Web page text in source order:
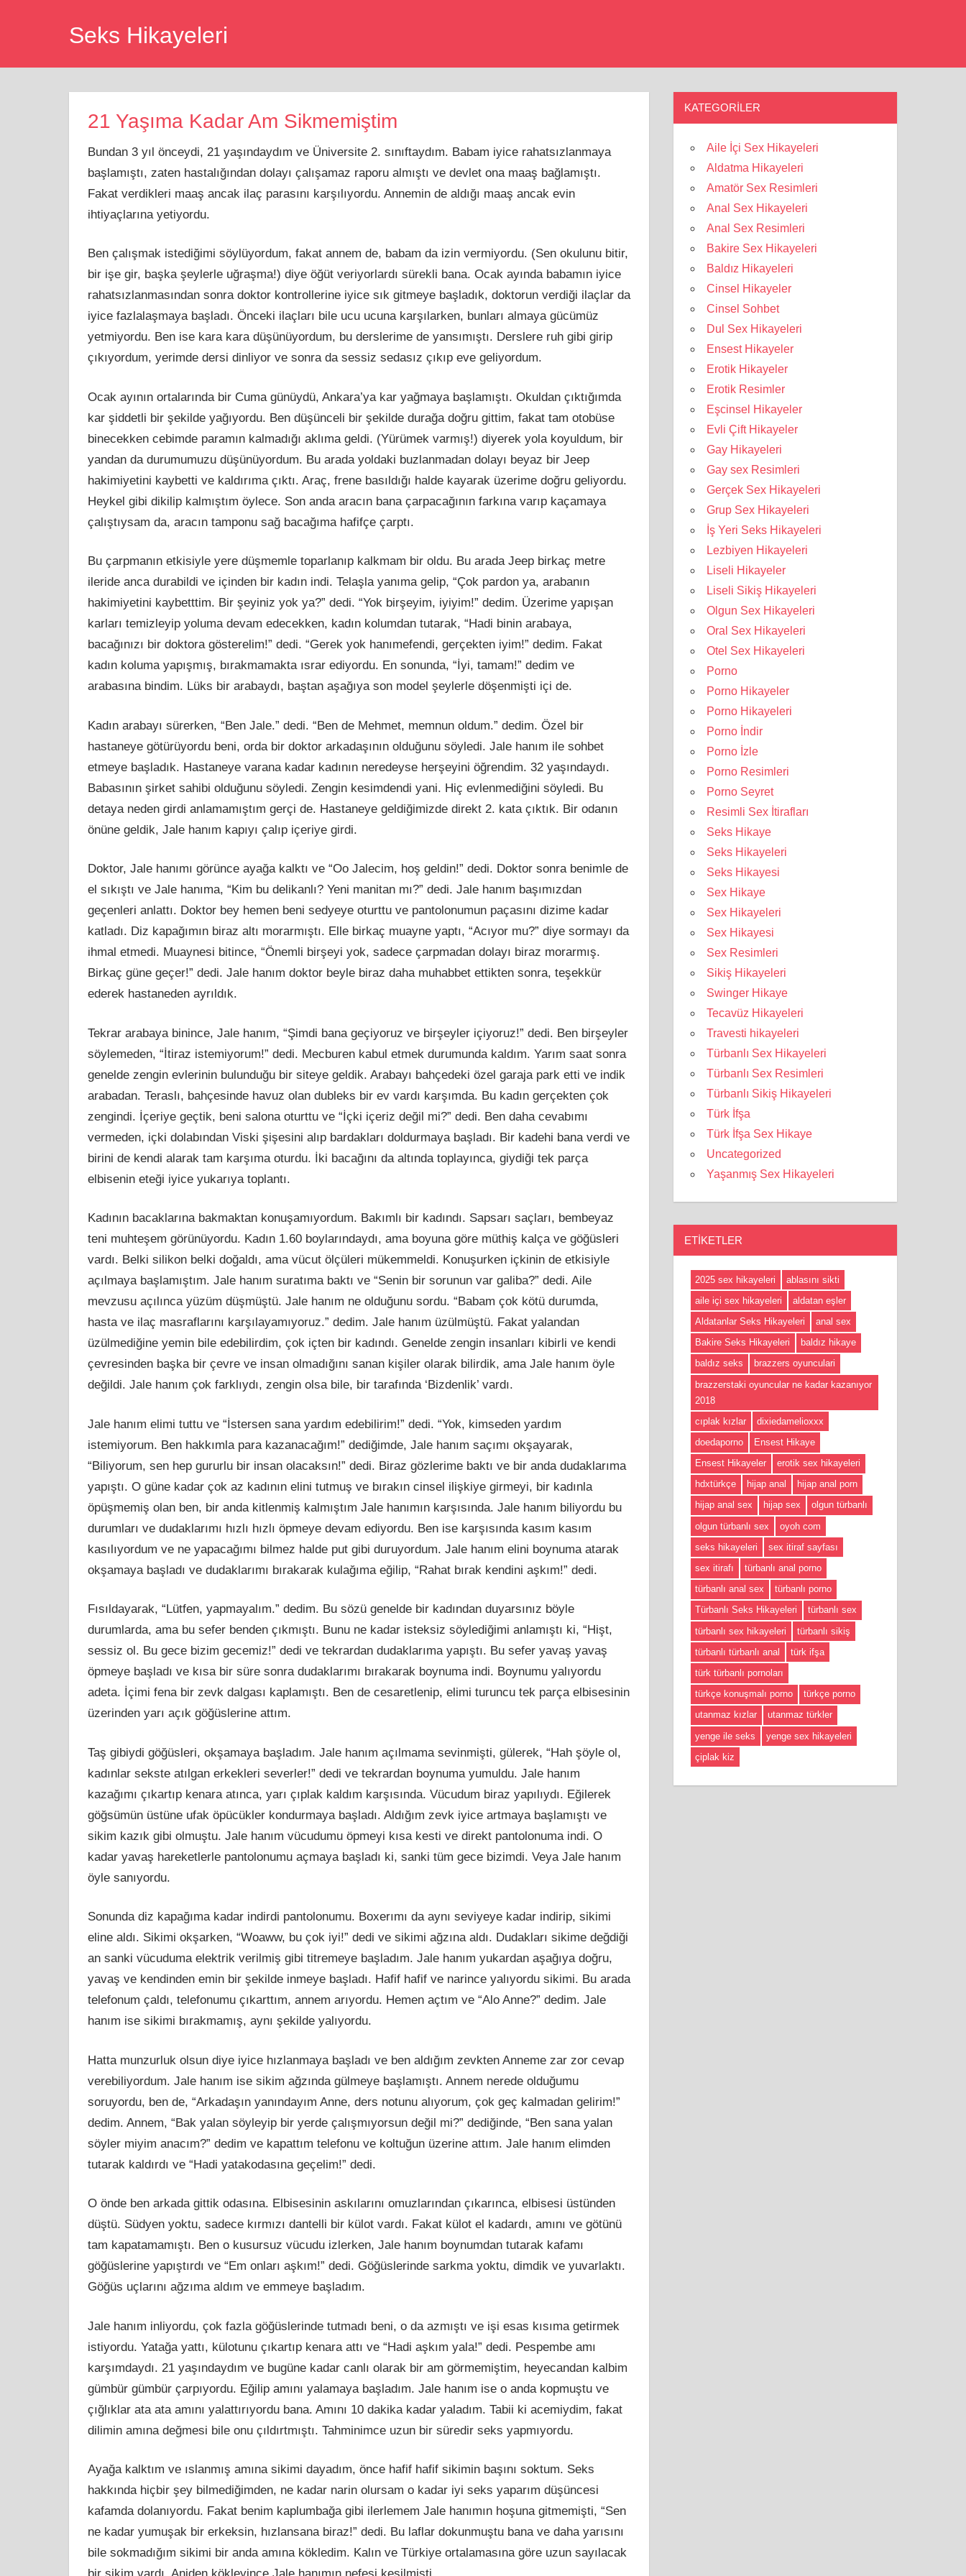
Seks Hikayeleri
21 Yaşıma Kadar Am Sikmemiştim
Bundan 3 yıl önceydi, 21 yaşındaydım ve Üniversite 2. sınıftaydım. Babam iyice rahatsızlanmaya
başlamıştı, zaten hastalığından dolayı çalışamaz raporu almıştı ve devlet ona maaş bağlamıştı.
Fakat verdikleri maaş ancak ilaç parasını karşılıyordu. Annemin de aldığı maaş ancak evin
ihtiyaçlarına yetiyordu.
Ben çalışmak istediğimi söylüyordum, fakat annem de, babam da izin vermiyordu. (Sen okulunu bitir,
bir işe gir, başka şeylerle uğraşma!) diye öğüt veriyorlardı sürekli bana. Ocak ayında babamın iyice
rahatsızlanmasından sonra doktor kontrollerine iyice sık gitmeye başladık, doktorun verdiği ilaçlar da
iyice fazlalaşmaya başladı. Önceki ilaçları bile ucu ucuna karşılarken, bunları almaya gücümüz
yetmiyordu. Ben ise kara kara düşünüyordum, bu derslerime de yansımıştı. Derslere ruh gibi girip
çıkıyordum, yerimde dersi dinliyor ve sonra da sessiz sedasız çıkıp eve geliyordum.
Ocak ayının ortalarında bir Cuma günüydü, Ankara’ya kar yağmaya başlamıştı. Okuldan çıktığımda
kar şiddetli bir şekilde yağıyordu. Ben düşünceli bir şekilde durağa doğru gittim, fakat tam otobüse
binecekken cebimde paramın kalmadığı aklıma geldi. (Yürümek varmış!) diyerek yola koyuldum, bir
yandan da durumumuzu düşünüyordum. Bu arada yoldaki buzlanmadan dolayı beyaz bir Jeep
hakimiyetini kaybetti ve kaldırıma çıktı. Araç, frene basıldığı halde kayarak üzerime doğru geliyordu.
Heykel gibi dikilip kalmıştım öylece. Son anda aracın bana çarpacağının farkına varıp kaçamaya
çalıştıysam da, aracın tamponu sağ bacağıma hafifçe çarptı.
Bu çarpmanın etkisiyle yere düşmemle toparlanıp kalkmam bir oldu. Bu arada Jeep birkaç metre
ileride anca durabildi ve içinden bir kadın indi. Telaşla yanıma gelip, “Çok pardon ya, arabanın
hakimiyetini kaybetttim. Bir şeyiniz yok ya?” dedi. “Yok birşeyim, iyiyim!” dedim. Üzerime yapışan
karları temizleyip yoluma devam edecekken, kadın kolumdan tutarak, “Hadi binin arabaya,
bacağınızı bir doktora gösterelim!” dedi. “Gerek yok hanımefendi, gerçekten iyim!” dedim. Fakat
kadın koluma yapışmış, bırakmamakta ısrar ediyordu. En sonunda, “İyi, tamam!” dedim ve
arabasına bindim. Lüks bir arabaydı, baştan aşağıya son model şeylerle döşenmişti içi de.
Kadın arabayı sürerken, “Ben Jale.” dedi. “Ben de Mehmet, memnun oldum.” dedim. Özel bir
hastaneye götürüyordu beni, orda bir doktor arkadaşının olduğunu söyledi. Jale hanım ile sohbet
etmeye başladık. Hastaneye varana kadar kadının neredeyse herşeyini öğrendim. 32 yaşındaydı.
Babasının şirket sahibi olduğunu söyledi. Zengin kesimdendi yani. Hiç evlenmediğini söyledi. Bu
detaya neden girdi anlamamıştım gerçi de. Hastaneye geldiğimizde direkt 2. kata çıktık. Bir odanın
önüne geldik, Jale hanım kapıyı çalıp içeriye girdi.
Doktor, Jale hanımı görünce ayağa kalktı ve “Oo Jalecim, hoş geldin!” dedi. Doktor sonra benimle de
el sıkıştı ve Jale hanıma, “Kim bu delikanlı? Yeni manitan mı?” dedi. Jale hanım başımızdan
geçenleri anlattı. Doktor bey hemen beni sedyeye oturttu ve pantolonumun paçasını dizime kadar
katladı. Diz kapağımın biraz altı morarmıştı. Elle birkaç muayne yaptı, “Acıyor mu?” diye sormayı da
ihmal etmedi. Muaynesi bitince, “Önemli birşeyi yok, sadece çarpmadan dolayı biraz morarmış.
Birkaç güne geçer!” dedi. Jale hanım doktor beyle biraz daha muhabbet ettikten sonra, teşekkür
ederek hastaneden ayrıldık.
Tekrar arabaya binince, Jale hanım, “Şimdi bana geçiyoruz ve birşeyler içiyoruz!” dedi. Ben birşeyler
söylemeden, “İtiraz istemiyorum!” dedi. Mecburen kabul etmek durumunda kaldım. Yarım saat sonra
genelde zengin evlerinin bulunduğu bir siteye geldik. Arabayı bahçedeki özel garaja park etti ve indik
arabadan. Teraslı, bahçesinde havuz olan dubleks bir ev vardı karşımda. Bu kadın gerçekten çok
zengindi. İçeriye geçtik, beni salona oturttu ve “İçki içeriz değil mi?” dedi. Ben daha cevabımı
vermeden, içki dolabından Viski şişesini alıp bardakları doldurmaya başladı. Bir kadehi bana verdi ve
birini de kendi alarak tam karşıma oturdu. İki bacağını da altında toplayınca, giydiği tek parça
elbisenin eteği iyice yukarıya toplantı.
Kadının bacaklarına bakmaktan konuşamıyordum. Bakımlı bir kadındı. Sapsarı saçları, bembeyaz
teni muhteşem görünüyordu. Kadın 1.60 boylarındaydı, ama boyuna göre müthiş kalça ve göğüsleri
vardı. Belki silikon belki doğaldı, ama vücut ölçüleri mükemmeldi. Konuşurken içkinin de etkisiyle
açılmaya başlamıştım. Jale hanım suratıma baktı ve “Senin bir sorunun var galiba?” dedi. Aile
mevzusu açılınca yüzüm düşmüştü. Jale hanım ne olduğunu sordu. “Babam çok kötü durumda,
hasta ve ilaç masraflarını karşılayamıyoruz.” dedim. Jale hanım üzülmüştü. Fakat yalandan
üzülmediğine yemin bile edebilirdim, çok içten bir kadındı. Genelde zengin insanları kibirli ve kendi
çevresinden başka bir çevre ve insan olmadığını sanan kişiler olarak bilirdik, ama Jale hanım öyle
değildi. Jale hanım çok farklıydı, zengin olsa bile, bir tarafında ‘Bizdenlik’ vardı.
Jale hanım elimi tuttu ve “İstersen sana yardım edebilirim!” dedi. “Yok, kimseden yardım
istemiyorum. Ben hakkımla para kazanacağım!” dediğimde, Jale hanım saçımı okşayarak,
“Biliyorum, sen hep gururlu bir insan olacaksın!” dedi. Biraz gözlerime baktı ve bir anda dudaklarıma
yapıştı. O güne kadar çok az kadının elini tutmuş ve bırakın cinsel ilişkiye girmeyi, bir kadınla
öpüşmemiş olan ben, bir anda kitlenmiş kalmıştım Jale hanımın karşısında. Jale hanım biliyordu bu
durumları ve dudaklarımı hızlı hızlı öpmeye devam ediyordu. Ben ise karşısında kasım kasım
kasılıyordum ve ne yapacağımı bilmez halde put gibi duruyordum. Jale hanım elini boynuma atarak
okşamaya başladı ve dudaklarımı bırakarak kulağıma eğilip, “Rahat bırak kendini aşkım!” dedi.
Fısıldayarak, “Lütfen, yapmayalım.” dedim. Bu sözü genelde bir kadından duyarsınız böyle
durumlarda, ama bu sefer benden çıkmıştı. Bunu ne kadar isteksiz söylediğimi anlamıştı ki, “Hişt,
sessiz ol. Bu gece bizim gecemiz!” dedi ve tekrardan dudaklarıma yapıştı. Bu sefer yavaş yavaş
öpmeye başladı ve kısa bir süre sonra dudaklarımı bırakarak boynuma indi. Boynumu yalıyordu
adeta. İçimi fena bir zevk dalgası kaplamıştı. Ben de cesaretlenip, elimi turuncu tek parça elbisesinin
üzerinden yarı açık göğüslerine attım.
Taş gibiydi göğüsleri, okşamaya başladım. Jale hanım açılmama sevinmişti, gülerek, “Hah şöyle ol,
kadınlar sekste atılgan erkekleri severler!” dedi ve tekrardan boynuma yumuldu. Jale hanım
kazağımı çıkartıp kenara atınca, yarı çıplak kaldım karşısında. Vücudum biraz yapılıydı. Eğilerek
göğsümün üstüne ufak öpücükler kondurmaya başladı. Aldığım zevk iyice artmaya başlamıştı ve
sikim kazık gibi olmuştu. Jale hanım vücudumu öpmeyi kısa kesti ve direkt pantolonuma indi. O
kadar yavaş hareketlerle pantolonumu açmaya başladı ki, sanki tüm gece bizimdi. Veya Jale hanım
öyle sanıyordu.
Sonunda diz kapağıma kadar indirdi pantolonumu. Boxerımı da aynı seviyeye kadar indirip, sikimi
eline aldı. Sikimi okşarken, “Woaww, bu çok iyi!” dedi ve sikimi ağzına aldı. Dudakları sikime değdiği
an sanki vücuduma elektrik verilmiş gibi titremeye başladım. Jale hanım yukardan aşağıya doğru,
yavaş ve kendinden emin bir şekilde inmeye başladı. Hafif hafif ve narince yalıyordu sikimi. Bu arada
telefonum çaldı, telefonumu çıkarttım, annem arıyordu. Hemen açtım ve “Alo Anne?” dedim. Jale
hanım ise sikimi bırakmamış, aynı şekilde yalıyordu.
Hatta munzurluk olsun diye iyice hızlanmaya başladı ve ben aldığım zevkten Anneme zar zor cevap
verebiliyordum. Jale hanım ise sikim ağzında gülmeye başlamıştı. Annem nerede olduğumu
soruyordu, ben de, “Arkadaşın yanındayım Anne, ders notunu alıyorum, çok geç kalmadan gelirim!”
dedim. Annem, “Bak yalan söyleyip bir yerde çalışmıyorsun değil mi?” dediğinde, “Ben sana yalan
söyler miyim anacım?” dedim ve kapattım telefonu ve koltuğun üzerine attım. Jale hanım elimden
tutarak kaldırdı ve “Hadi yatakodasına geçelim!” dedi.
O önde ben arkada gittik odasına. Elbisesinin askılarını omuzlarından çıkarınca, elbisesi üstünden
düştü. Südyen yoktu, sadece kırmızı dantelli bir külot vardı. Fakat külot el kadardı, amını ve götünü
tam kapatamamıştı. Ben o kusursuz vücudu izlerken, Jale hanım boynumdan tutarak kafamı
göğüslerine yapıştırdı ve “Em onları aşkım!” dedi. Göğüslerinde sarkma yoktu, dimdik ve yuvarlaktı.
Göğüs uçlarını ağzıma aldım ve emmeye başladım.
Jale hanım inliyordu, çok fazla göğüslerinde tutmadı beni, o da azmıştı ve işi esas kısıma getirmek
istiyordu. Yatağa yattı, külotunu çıkartıp kenara attı ve “Hadi aşkım yala!” dedi. Pespembe amı
karşımdaydı. 21 yaşındaydım ve bugüne kadar canlı olarak bir am görmemiştim, heyecandan kalbim
gümbür gümbür çarpıyordu. Eğilip amını yalamaya başladım. Jale hanım ise o anda kopmuştu ve
çığlıklar ata ata amını yalattırıyordu bana. Amını 10 dakika kadar yaladım. Tabii ki acemiydim, fakat
dilimin amına değmesi bile onu çıldırtmıştı. Tahminimce uzun bir süredir seks yapmıyordu.
Ayağa kalktım ve ıslanmış amına sikimi dayadım, önce hafif hafif sikimin başını soktum. Seks
hakkında hiçbir şey bilmediğimden, ne kadar narin olursam o kadar iyi seks yaparım düşüncesi
kafamda dolanıyordu. Fakat benim kaplumbağa gibi ilerlemem Jale hanımın hoşuna gitmemişti, “Sen
ne kadar yumuşak bir erkeksin, hızlansana biraz!” dedi. Bu laflar dokunmuştu bana ve daha yarısını
bile sokmadığım sikimi bir anda amına kökledim. Kalın ve Türkiye ortalamasına göre uzun sayılacak
KATEGORILER
Aile İçi Sex Hikayeleri
Aldatma Hikayeleri
Amatör Sex Resimleri
Anal Sex Hikayeleri
Anal Sex Resimleri
Bakire Sex Hikayeleri
Baldız Hikayeleri
Cinsel Hikayeler
Cinsel Sohbet
Dul Sex Hikayeleri
Ensest Hikayeler
Erotik Hikayeler
Erotik Resimler
Eşcinsel Hikayeler
Evli Çift Hikayeler
Gay Hikayeleri
Gay sex Resimleri
Gerçek Sex Hikayeleri
Grup Sex Hikayeleri
İş Yeri Seks Hikayeleri
Lezbiyen Hikayeleri
Liseli Hikayeler
Liseli Sikiş Hikayeleri
Olgun Sex Hikayeleri
Oral Sex Hikayeleri
Otel Sex Hikayeleri
Porno
Porno Hikayeler
Porno Hikayeleri
Porno İndir
Porno İzle
Porno Resimleri
Porno Seyret
Resimli Sex İtirafları
Seks Hikaye
Seks Hikayeleri
Seks Hikayesi
Sex Hikaye
Sex Hikayeleri
Sex Hikayesi
Sex Resimleri
Sikiş Hikayeleri
Swinger Hikaye
Tecavüz Hikayeleri
Travesti hikayeleri
Türbanlı Sex Hikayeleri
Türbanlı Sex Resimleri
Türbanlı Sikiş Hikayeleri
Türk İfşa
Türk İfşa Sex Hikaye
Uncategorized
Yaşanmış Sex Hikayeleri
ETIKETLER
2025 sex hikayeleri
ablasını sikti
aile içi sex hikayeleri
aldatan eşler
Aldatanlar Seks Hikayeleri
anal sex
Bakire Seks Hikayeleri
baldız hikaye
baldız seks
brazzers oyunculari
brazzerstaki oyuncular ne kadar kazanıyor
2018
cıplak kızlar
dixiedamelioxxx
doedaporno
Ensest Hikaye
Ensest Hikayeler
erotik sex hikayeleri
hdxtürkçe
hijap anal
hijap anal porn
hijap anal sex
hijap sex
olgun türbanlı
olgun türbanlı sex
oyoh com
seks hikayeleri
sex itiraf sayfası
sex itirafı
türbanlı anal porno
türbanlı anal sex
türbanlı porno
Türbanlı Seks Hikayeleri
türbanlı sex
türbanlı sex hikayeleri
türbanlı sikiş
türbanlı türbanlı anal
türk ifşa
türk türbanlı pornoları
türkçe konuşmalı porno
türkçe porno
utanmaz kızlar
utanmaz türkler
yenge ile seks
yenge sex hikayeleri
çiplak kiz